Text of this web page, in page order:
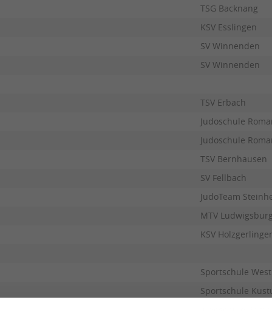
TSG Backnang
KSV Esslingen
SV Winnenden
SV Winnenden
TSV Erbach
Judoschule
Judoschule
TSV Bernhausen
SV Fellbach
JudoTeam
MTV Ludwigsburg
KSV
Sportschule West
Sportschule